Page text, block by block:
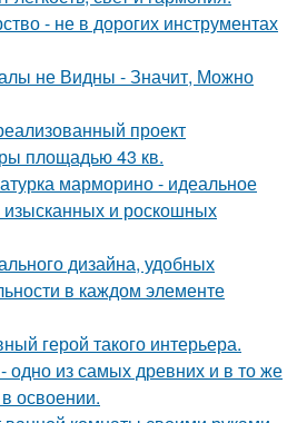
- не в дорогих инструментах
не Видны - Значит, Можно
проект
площадью 43 кв.
марморино - идеальное
и роскошных
дизайна, удобных
в каждом элементе
герой такого интерьера.
одно из самых древних и в то же
освоении.